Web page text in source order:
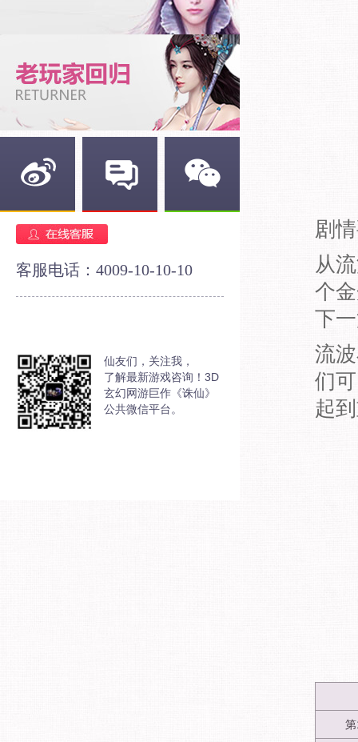
客服电话：4009-10-10-10
仙友们，关注我，
了解最新游戏咨询！3D
玄幻网游巨作《诛仙》
公共微信平台。
剧
从
个
下
流
们
起